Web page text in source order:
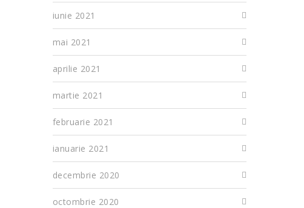
iunie 2021
mai 2021
aprilie 2021
martie 2021
februarie 2021
ianuarie 2021
decembrie 2020
octombrie 2020